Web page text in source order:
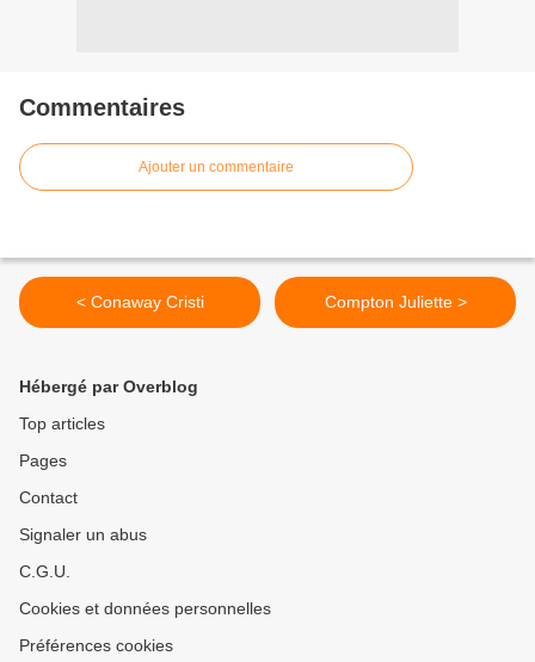
Commentaires
Ajouter un commentaire
< Conaway Cristi Compton Juliette >
Hébergé par Overblog
Top articles
Pages
Contact
Signaler un abus
C.G.U.
Cookies et données personnelles
Préférences cookies